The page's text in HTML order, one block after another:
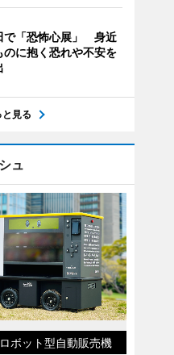
で「恐怖心展」 身近
のに抱く恐れや不安を
と見る
ュ
ボット型自動販売機